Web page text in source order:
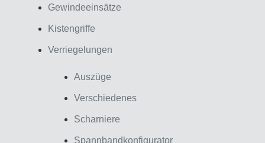
Gewindeeinsätze
Kistengriffe
Verriegelungen
Auszüge
Verschiedenes
Scharniere
Spannbandkonfigurator